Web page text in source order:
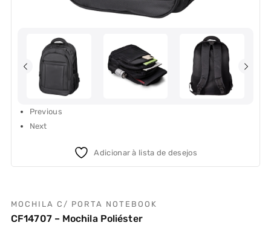
Previous
Next
Adicionar à lista de desejos
MOCHILA C/ PORTA NOTEBOOK
CF14707 – Mochila Poliéster